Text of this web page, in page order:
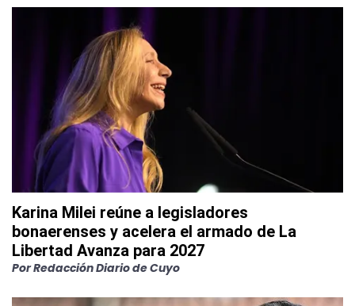
Karina Milei reúne a legisladores
bonaerenses y acelera el armado de La
Libertad Avanza para 2027
PorRedacción Diario de Cuyo